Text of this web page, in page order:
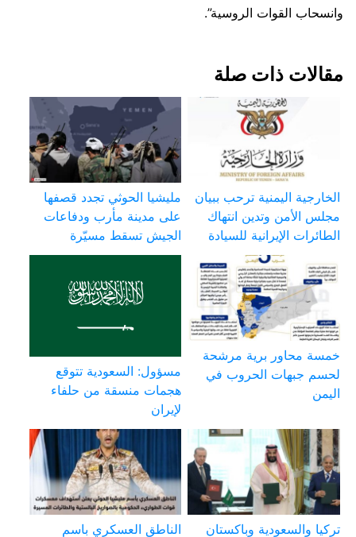
وانسحاب القوات الروسية”.
مقالات ذات صلة
الخارجية اليمنية ترحب ببيان
مجلس الأمن وتدين انتهاك
الطائرات الإيرانية للسيادة
مليشيا الحوثي تجدد قصفها
على مدينة مأرب ودفاعات
الجيش تسقط مسيّرة
خمسة محاور برية مرشحة
لحسم جبهات الحروب في
اليمن
مسؤول: السعودية تتوقع
هجمات منسقة من حلفاء
لإيران
تركيا والسعودية وباكستان
الناطق العسكري باسم